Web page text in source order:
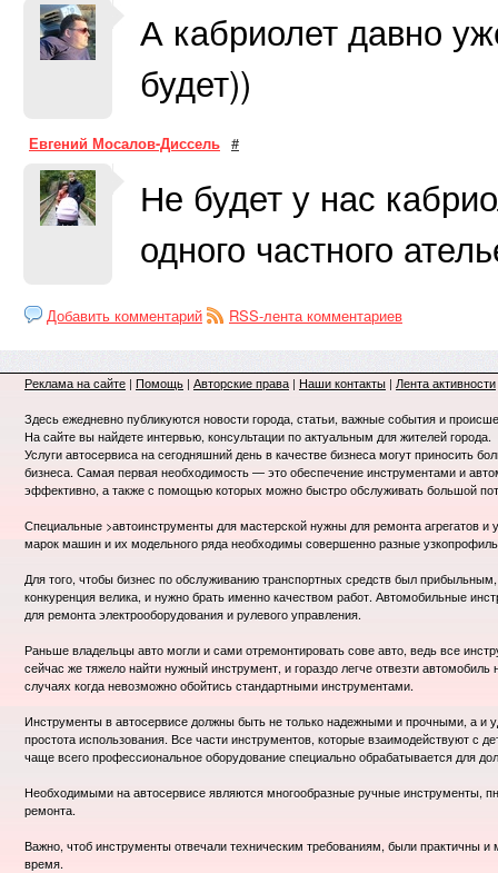
А кабриолет давно
будет))
Евгений Мосалов-Диссель #
Не будет у нас
одного частного
Добавить комментарий RSS-лента комментариев
Реклама на сайте | Помощь | Авторские права | Наши контакты | Лента активности
Здесь ежедневно публикуются новости города, статьи, важные события и
На сайте вы найдете интервью, консультации по актуальным для жителей города.
Услуги автосервиса на сегодняшний день в качестве бизнеса могут приносить
бизнеса. Самая первая необходимость — это обеспечение инструментами и
эффективно, а также с помощью которых можно быстро обслуживать большой
Специальные >автоинструменты для мастерской нужны для ремонта агрегатов
марок машин и их модельного ряда необходимы совершенно разные
Для того, чтобы бизнес по обслуживанию транспортных средств был
конкуренция велика, и нужно брать именно качеством работ. Автомобильные
для ремонта электрооборудования и рулевого управления.
Раньше владельцы авто могли и сами отремонтировать сове авто, ведь все
сейчас же тяжело найти нужный инструмент, и гораздо легче отвезти
случаях когда невозможно обойтись стандартными инструментами.
Инструменты в автосервисе должны быть не только надежными и прочными, а и
простота использования. Все части инструментов, которые взаимодействуют
чаще всего профессиональное оборудование специально обрабатывается для
Необходимыми на автосервисе являются многообразные ручные инструменты,
ремонта.
Важно, чтоб инструменты отвечали техническим требованиям, были практичны
время.